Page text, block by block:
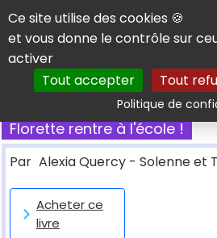
Panneau de gestion des cookies
Ce site utilise des cookies 🍪
et vous donne le contrôle sur
activer
Tout accepter
Tout
Politique de
Florette rentre à l'école !
Par Alexia Quercy - Solenne et
Acheter ce
livre